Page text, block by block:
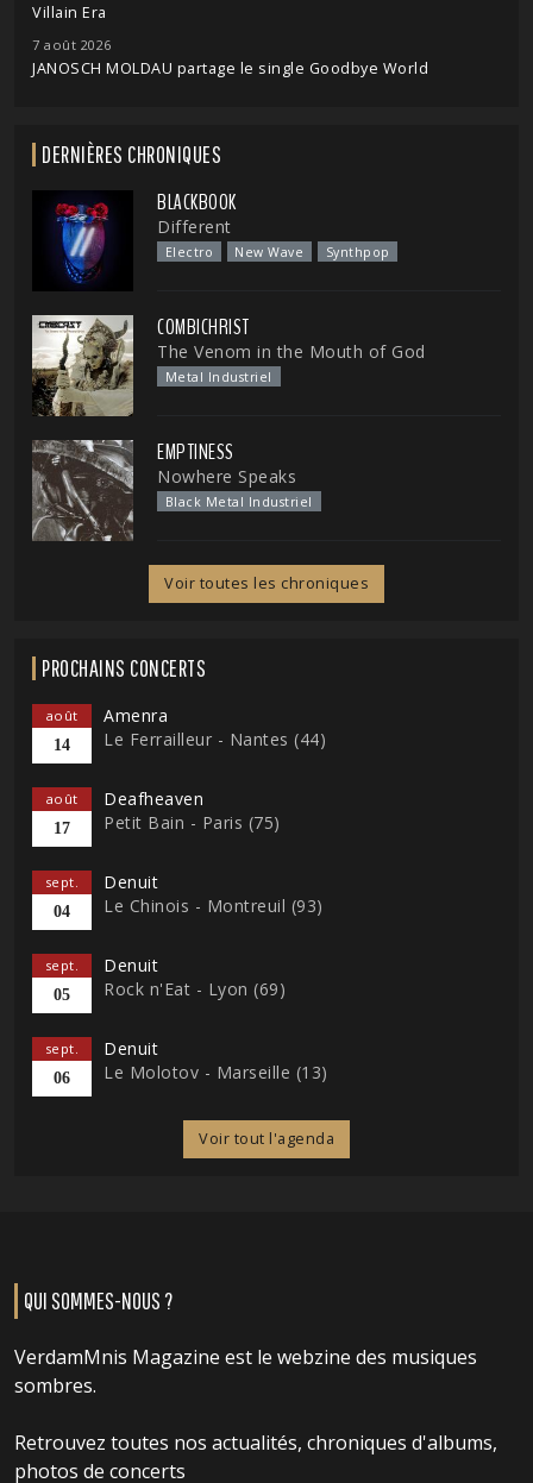
Villain Era
7 août 2026
JANOSCH MOLDAU partage le single Goodbye World
DERNIÈRES CHRONIQUES
BLACKBOOK
Different
Electro New Wave Synthpop
COMBICHRIST
The Venom in the Mouth of God
Metal Industriel
EMPTINESS
Nowhere Speaks
Black Metal Industriel
Voir toutes les chroniques
PROCHAINS CONCERTS
août
14
Amenra
Le Ferrailleur - Nantes (44)
août
17
Deafheaven
Petit Bain - Paris (75)
sept.
04
Denuit
Le Chinois - Montreuil (93)
sept.
05
Denuit
Rock n'Eat - Lyon (69)
sept.
06
Denuit
Le Molotov - Marseille (13)
Voir tout l'agenda
QUI SOMMES-NOUS ?
VerdamMnis Magazine est le webzine des musiques
sombres.
Retrouvez toutes nos actualités, chroniques d'albums,
photos de concerts